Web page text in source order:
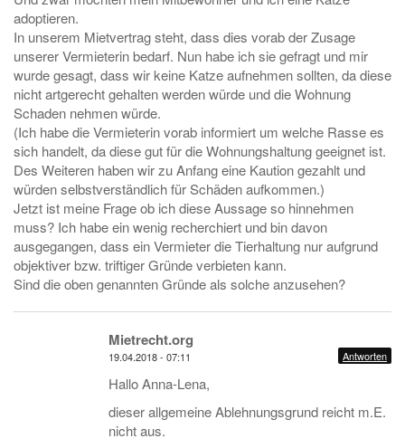
adoptieren.
In unserem Mietvertrag steht, dass dies vorab der Zusage
unserer Vermieterin bedarf. Nun habe ich sie gefragt und mir
wurde gesagt, dass wir keine Katze aufnehmen sollten, da diese
nicht artgerecht gehalten werden würde und die Wohnung
Schaden nehmen würde.
(Ich habe die Vermieterin vorab informiert um welche Rasse es
sich handelt, da diese gut für die Wohnungshaltung geeignet ist.
Des Weiteren haben wir zu Anfang eine Kaution gezahlt und
würden selbstverständlich für Schäden aufkommen.)
Jetzt ist meine Frage ob ich diese Aussage so hinnehmen
muss? Ich habe ein wenig recherchiert und bin davon
ausgegangen, dass ein Vermieter die Tierhaltung nur aufgrund
objektiver bzw. triftiger Gründe verbieten kann.
Sind die oben genannten Gründe als solche anzusehen?
Mietrecht.org
19.04.2018 - 07:11 Antworten
Hallo Anna-Lena,
dieser allgemeine Ablehnungsgrund reicht m.E.
nicht aus.